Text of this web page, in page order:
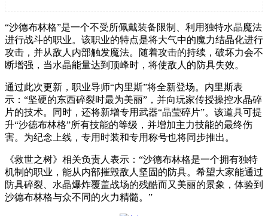
“沙德布林格”是一个不受所佩戴装备限制、利用独特水晶魔法
进行战斗的职业。该职业的特点是将大气中的魔力结晶化进行
攻击，并从敌人内部触发魔法。随着攻击的持续，破坏力会不
断增强，当水晶能量达到顶峰时，将使敌人的防具失效。
通过此次更新，职业导师“内里斯”将全新登场。内里斯表
示：“坚硬的东西碎裂时最为美丽”，并向玩家传授操控水晶碎
片的技术。同时，还将新增专用武器“晶莹碎片”。该道具可提
升“沙德布林格”所有技能的等级，并增加主力技能的最终伤
害。为纪念上线，专用时装和专用称号也将同步推出。
《救世之树》相关负责人表示：“沙德布林格是一个拥有独特
机制的职业，能从内部摧毁敌人坚固的防具。希望大家能通过
防具碎裂、水晶爆炸覆盖战场的残酷而又美丽的景象，体验到
沙德布林格与众不同的火力精髓。”